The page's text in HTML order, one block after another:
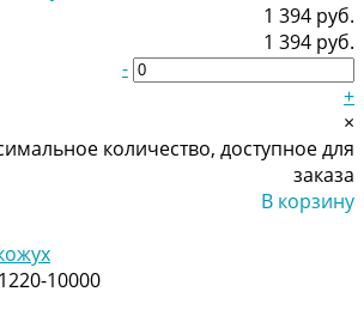
1 394 руб.
1 394 руб.
-
+
×
количество, доступное для
заказа
В корзину
10000